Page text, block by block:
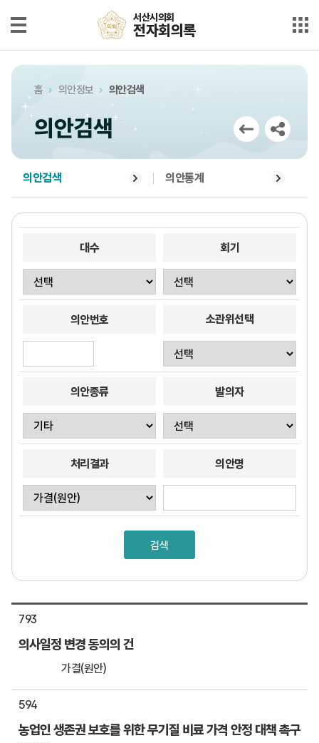
서산시의회
전자회의록
최근회의록
단순검색
상세검색
부록검색
의안정보
서산시의회
전자회의록
홈 의안정보 의안검색
의안검색
의안검색 의안통계
대수 회기
의안번호 소관위선택
의안종류 발의자
처리결과 의안명
793
의사일정 변경 동의의 건
가결(원안)
594
농업인 생존권 보호를 위한 무기질 비료 가격 안정 대책 촉구